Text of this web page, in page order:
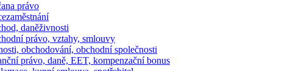
a právo
zaměstnání
daněživnosti
právo, vztahy, smlouvy
obchodování, obchodní společnosti
právo, daně, EET, kompenzační bonus